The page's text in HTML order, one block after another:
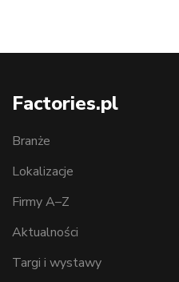
Factories.pl
Branże
Lokalizacje
Firmy A–Z
Aktualności
Targi i wystawy